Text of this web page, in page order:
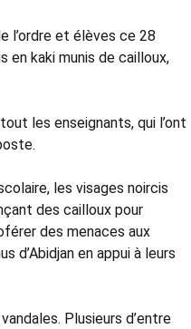
l’ordre et élèves ce 28
en kaki munis de cailloux,
les enseignants, qui l’ont
les visages noircis
des cailloux pour
des menaces aux
d’Abidjan en appui à leurs
Plusieurs d’entre